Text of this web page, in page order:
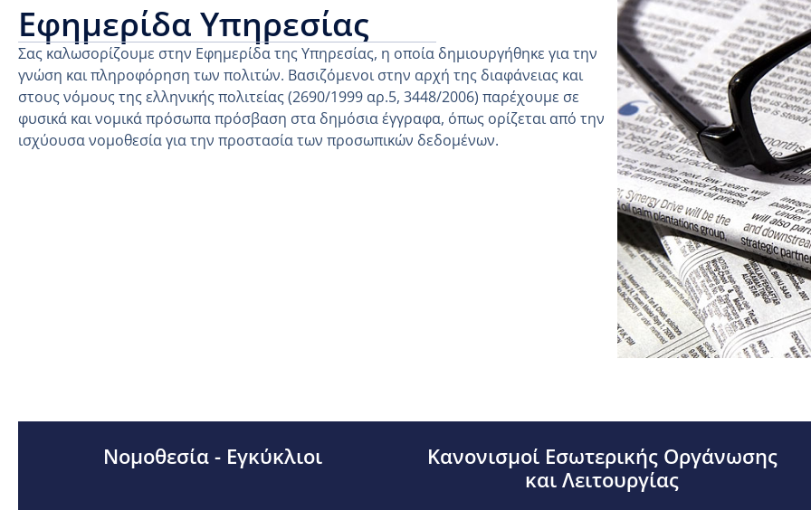
Εφημερίδα Υπηρεσίας
Σας καλωσορίζουμε στην Εφημερίδα της Υπηρεσίας, η οποία δημιουργήθηκε για την
γνώση και πληροφόρηση των πολιτών. Βασιζόμενοι στην αρχή της διαφάνειας και
στους νόμους της ελληνικής πολιτείας (2690/1999 αρ.5, 3448/2006) παρέχουμε σε
φυσικά και νομικά πρόσωπα πρόσβαση στα δημόσια έγγραφα, όπως ορίζεται από την
ισχύουσα νομοθεσία για την προστασία των προσωπικών δεδομένων.
Νομοθεσία - Εγκύκλιοι
Κανονισμοί Εσωτερικής Οργάνωσης
και Λειτουργίας